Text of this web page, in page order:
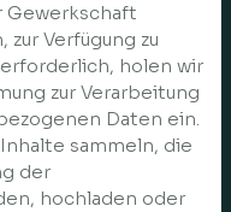
Verfügung zu
holen wir
zur Verarbeitung
Daten ein.
sammeln, die
der
hochladen oder